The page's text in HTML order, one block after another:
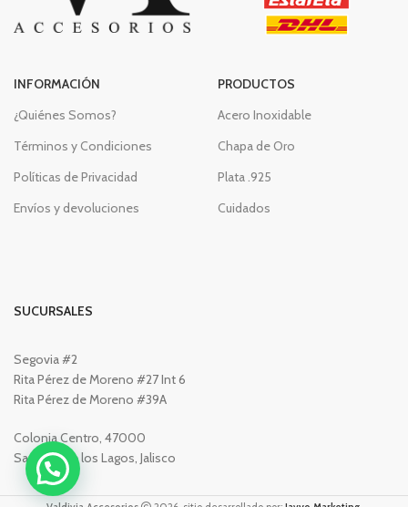
INFORMACIÓN
¿Quiénes Somos?
Términos y Condiciones
Políticas de Privacidad
Envíos y devoluciones
PRODUCTOS
Acero Inoxidable
Chapa de Oro
Plata .925
Cuidados
SUCURSALES
Segovia #2
Rita Pérez de Moreno #27 Int 6
Rita Pérez de Moreno #39A
Colonia Centro, 47000
San Juan de los Lagos, Jalisco